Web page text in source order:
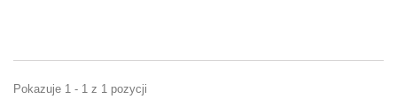
Pokazuje 1 - 1 z 1 pozycji